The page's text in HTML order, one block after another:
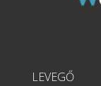
LEVEGŐ